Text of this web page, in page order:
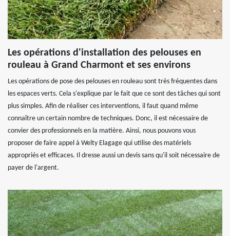
Les opérations d'installation des pelouses en
rouleau à Grand Charmont et ses environs
Les opérations de pose des pelouses en rouleau sont très fréquentes dans
les espaces verts. Cela s'explique par le fait que ce sont des tâches qui sont
plus simples. Afin de réaliser ces interventions, il faut quand même
connaître un certain nombre de techniques. Donc, il est nécessaire de
convier des professionnels en la matière. Ainsi, nous pouvons vous
proposer de faire appel à Welty Elagage qui utilise des matériels
appropriés et efficaces. Il dresse aussi un devis sans qu'il soit nécessaire de
payer de l'argent.